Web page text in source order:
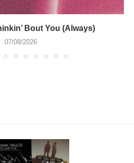
Bout You (Always)
07/08/2026